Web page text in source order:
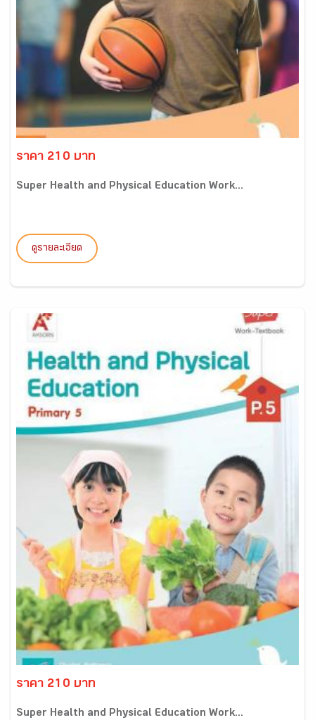
ราคา 210 บาท
Super Health and Physical Education Work...
ดูรายละเอียด
ราคา 210 บาท
Super Health and Physical Education Work...